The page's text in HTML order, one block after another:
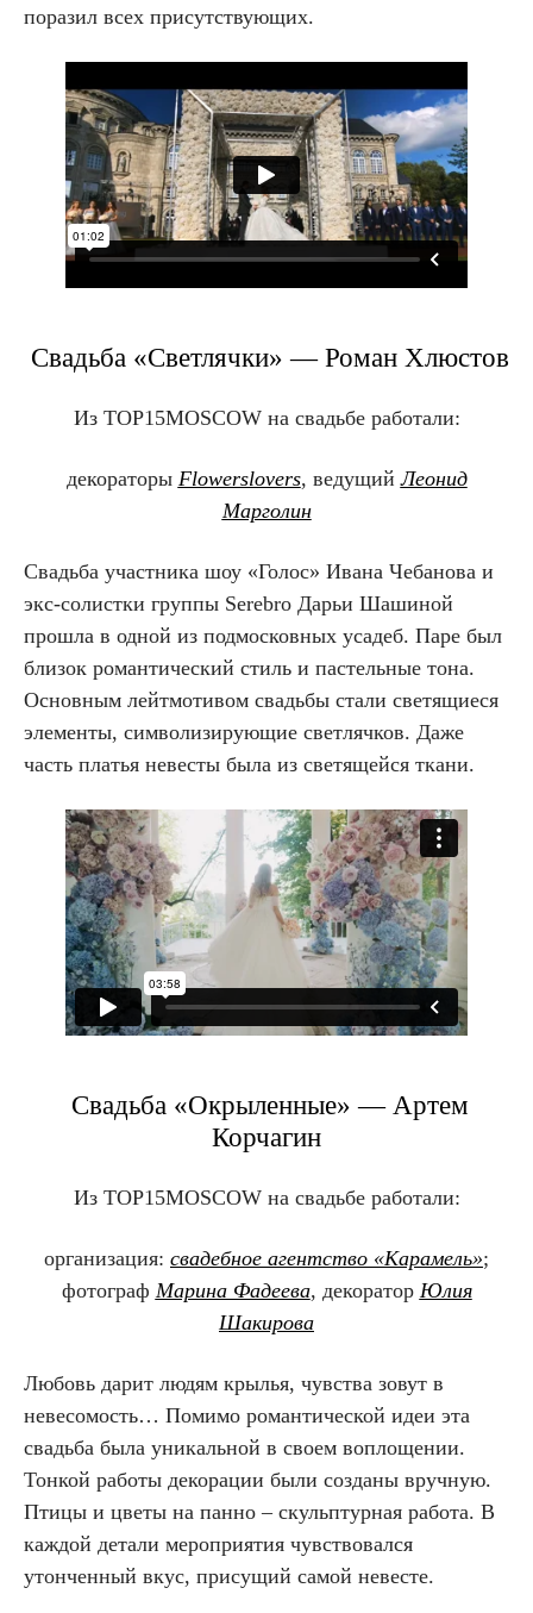
поразил всех присутствующих.
Свадьба «Светлячки» — Роман Хлюстов
Из TOP15MOSCOW на свадьбеработали:
декораторы Flowerslovers, ведущийЛеонид
Марголин
Свадьба участника шоу «Голос» Ивана Чебанова и
экс-солистки группы Serebro Дарьи Шашиной
прошла в одной из подмосковных усадеб. Паре был
близок романтический стиль и пастельные тона.
Основным лейтмотивом свадьбы стали светящиеся
элементы, символизирующие светлячков. Даже
часть платья невесты была из светящейся ткани.
Свадьба «Окрыленные» — Артем
Корчагин
Из TOP15MOSCOW на свадьбеработали:
организация: свадебное агентство «Карамель»;
фотограф Марина Фадеева, декоратор Юлия
Шакирова
Любовь дарит людям крылья, чувства зовут в
невесомость… Помимо романтической идеи эта
свадьба была уникальной в своем воплощении.
Тонкой работы декорации были созданы вручную.
Птицы и цветы на панно – скульптурная работа. В
каждой детали мероприятия чувствовался
утонченный вкус, присущий самой невесте.